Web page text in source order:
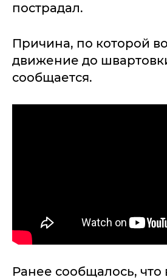
пострадал.
Причина, по которой
движение до
сообщается.
Ранее сообщалось, что